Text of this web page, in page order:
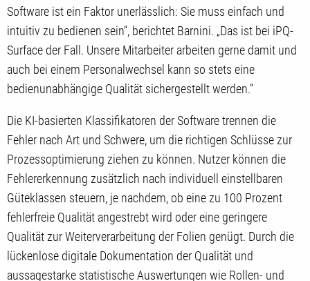
Software ist ein Faktor unerlässlich: Sie muss einfach und
intuitiv zu bedienen sein“, berichtet Barnini. „Das ist bei iPQ-
Surface der Fall. Unsere Mitarbeiter arbeiten gerne damit und
auch bei einem Personalwechsel kann so stets eine
bedienunabhängige Qualität sichergestellt werden.“
Die KI-basierten Klassifikatoren der Software trennen die
Fehler nach Art und Schwere, um die richtigen Schlüsse zur
Prozessoptimierung ziehen zu können. Nutzer können die
Fehlererkennung zusätzlich nach individuell einstellbaren
Güteklassen steuern, je nachdem, ob eine zu 100 Prozent
fehlerfreie Qualität angestrebt wird oder eine geringere
Qualität zur Weiterverarbeitung der Folien genügt. Durch die
lückenlose digitale Dokumentation der Qualität und
aussagestarke statistische Auswertungen wie Rollen- und